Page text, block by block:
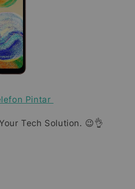
Pintar
Tech Solution. 😉👌